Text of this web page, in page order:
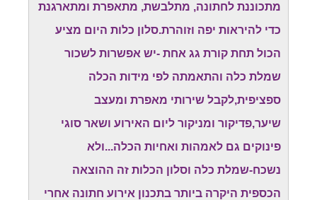
מתכוננת לחתונה, מתלבשת, מתאפרת ומתארגנת
כדי להיראות יפה וזוהרת.סלון כלות היום מציע
הכול תחת קורת גג אחת -יש אפשרות לשכור
שמלת כלה והתאמתה לפי מידות הכלה
ספציפית,לקבל שירותי מאפרת ומעצב
שיער,פדיקור ומניקור ליום האירוע ושאר סוגי
פינוקים גם לאמהות ואחיות הכלה...ולא
נשכח-שמלת כלה וסלון הכלות זה ההוצאה
הכספית היקרה ביותר בתכנון אירוע חתונה אחרי